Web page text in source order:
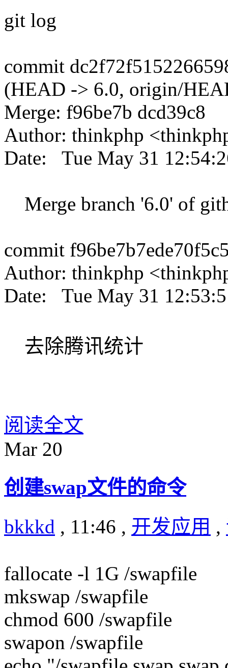
git log
commit
(HEAD -> 6.0, origin/
Merge: f96be7b dcd39c8
Author: thinkphp
Date: Tue May 31
Merge branch '6.0' of
commit
Author: thinkphp
Date: Tue May 31
去除腾讯统计
阅读全文
Mar 20
创建swap文件的命令
bkkkd , 11:46 , 开发应用 ,
fallocate -l 1G /swapfile
mkswap /swapfile
chmod 600 /swapfile
swapon /swapfile